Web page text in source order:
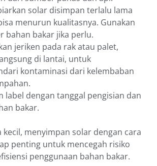
solar disimpan terlalu lama
menurun kualitasnya. Gunakan
bahan bakar jika perlu.
jeriken pada rak atau palet,
di lantai, untuk
kontaminasi dari kelembaban
label dengan tanggal pengisian dan
bakar.
kecil, menyimpan solar dengan cara
penting untuk mencegah risiko
penggunaan bahan bakar.